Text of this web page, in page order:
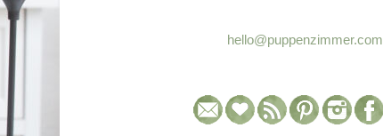
hello@puppenzimmer.com